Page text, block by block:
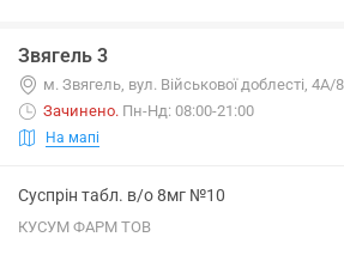
Звягель 3
м. Звягель, вул. Військової доблесті, 4А/8
Зачинено. Пн-Нд: 08:00-21:00
На мапі
Суспрін табл. в/о 8мг №10
КУСУМ ФАРМ ТОВ